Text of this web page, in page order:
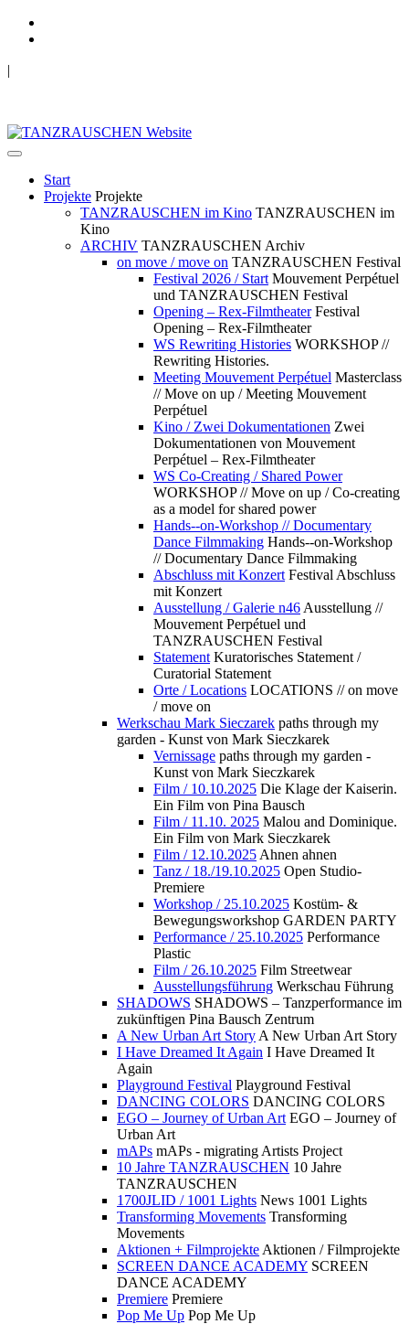
|
Start
Projekte Projekte
TANZRAUSCHEN im Kino TANZRAUSCHEN im
Kino
ARCHIV TANZRAUSCHEN Archiv
on move / move on TANZRAUSCHEN Festival
Festival 2026 / Start Mouvement Perpétuel
und TANZRAUSCHEN Festival
Opening – Rex-Filmtheater Festival
Opening – Rex-Filmtheater
WS Rewriting Histories WORKSHOP //
Rewriting Histories.
Meeting Mouvement Perpétuel Masterclass
// Move on up / Meeting Mouvement
Perpétuel
Kino / Zwei Dokumentationen Zwei
Dokumentationen von Mouvement
Perpétuel – Rex-Filmtheater
WS Co-Creating / Shared Power
WORKSHOP // Move on up / Co-creating
as a model for shared power
Hands--on-Workshop // Documentary
Dance Filmmaking Hands--on-Workshop
// Documentary Dance Filmmaking
Abschluss mit Konzert Festival Abschluss
mit Konzert
Ausstellung / Galerie n46 Ausstellung //
Mouvement Perpétuel und
TANZRAUSCHEN Festival
Statement Kuratorisches Statement /
Curatorial Statement
Orte / Locations LOCATIONS // on move
/ move on
Werkschau Mark Sieczarek paths through my
garden - Kunst von Mark Sieczkarek
Vernissage paths through my garden -
Kunst von Mark Sieczkarek
Film / 10.10.2025 Die Klage der Kaiserin.
Ein Film von Pina Bausch
Film / 11.10. 2025 Malou and Dominique.
Ein Film von Mark Sieczkarek
Film / 12.10.2025 Ahnen ahnen
Tanz / 18./19.10.2025 Open Studio-
Premiere
Workshop / 25.10.2025 Kostüm- &
Bewegungsworkshop GARDEN PARTY
Performance / 25.10.2025 Performance
Plastic
Film / 26.10.2025 Film Streetwear
Ausstellungsführung Werkschau Führung
SHADOWS SHADOWS – Tanzperformance im
zukünftigen Pina Bausch Zentrum
A New Urban Art Story A New Urban Art Story
I Have Dreamed It Again I Have Dreamed It
Again
Playground Festival Playground Festival
DANCING COLORS DANCING COLORS
EGO – Journey of Urban Art EGO – Journey of
Urban Art
mAPs mAPs - migrating Artists Project
10 Jahre TANZRAUSCHEN 10 Jahre
TANZRAUSCHEN
1700JLID / 1001 Lights News 1001 Lights
Transforming Movements Transforming
Movements
Aktionen + Filmprojekte Aktionen / Filmprojekte
SCREEN DANCE ACADEMY SCREEN
DANCE ACADEMY
Premiere Premiere
Pop Me Up Pop Me Up